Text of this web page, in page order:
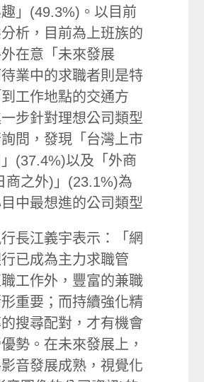
」(49.3%)。以目前
析，目前為上班族的
在意「未來發展
業中的求職者則是特
工作地點的交通方
步針對理想公司類型
問，發現「台灣上市
」(37.4%)以及「外商
商之外)」(23.1%)為
中最想進的公司類型
長江義宇表示：「網
已成為主力求職管
工作外，豐富的兼職
重要；而持續強化精
搜尋配對，才有機會
勢。在未來發展上，
音發展成熟，視覺化